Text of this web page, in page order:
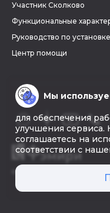
Участник Сколково
Функциональные
Руководство по
Центр помощи
© 2026 «Фэмири»
Мы
для обеспечения
улучшения сервиса.
соглашаетесь на
соответствии с